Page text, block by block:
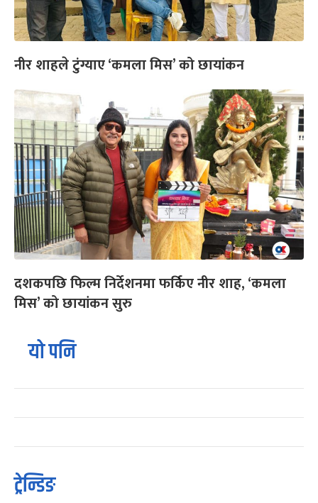
नीर शाहले टुंग्याए ‘कमला मिस’ को छायांकन
दशकपछि फिल्म निर्देशनमा फर्किए नीर शाह, ‘कमला
मिस’ को छायांकन सुरु
यो पनि
ट्रेन्डिङ